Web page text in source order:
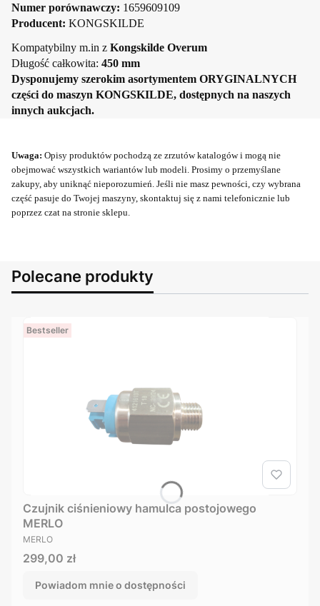
Numer porównawczy: 1659609109
Producent: KONGSKILDE
Kompatybilny m.in z Kongskilde Overum
Długość całkowita: 450 mm
Dysponujemy szerokim asortymentem ORYGINALNYCH
części do maszyn KONGSKILDE, dostępnych na naszych
innych aukcjach.
Uwaga: Opisy produktów pochodzą ze zrzutów katalogów i mogą nie
obejmować wszystkich wariantów lub modeli. Prosimy o przemyślane
zakupy, aby uniknąć nieporozumień. Jeśli nie masz pewności, czy wybrana
część pasuje do Twojej maszyny, skontaktuj się z nami telefonicznie lub
poprzez czat na stronie sklepu.
Polecane produkty
Bestseller
Czujnik ciśnieniowy hamulca postojowego
MERLO
PRODUCENT
MERLO
Cena
299,00 zł
Powiadom mnie o dostępności